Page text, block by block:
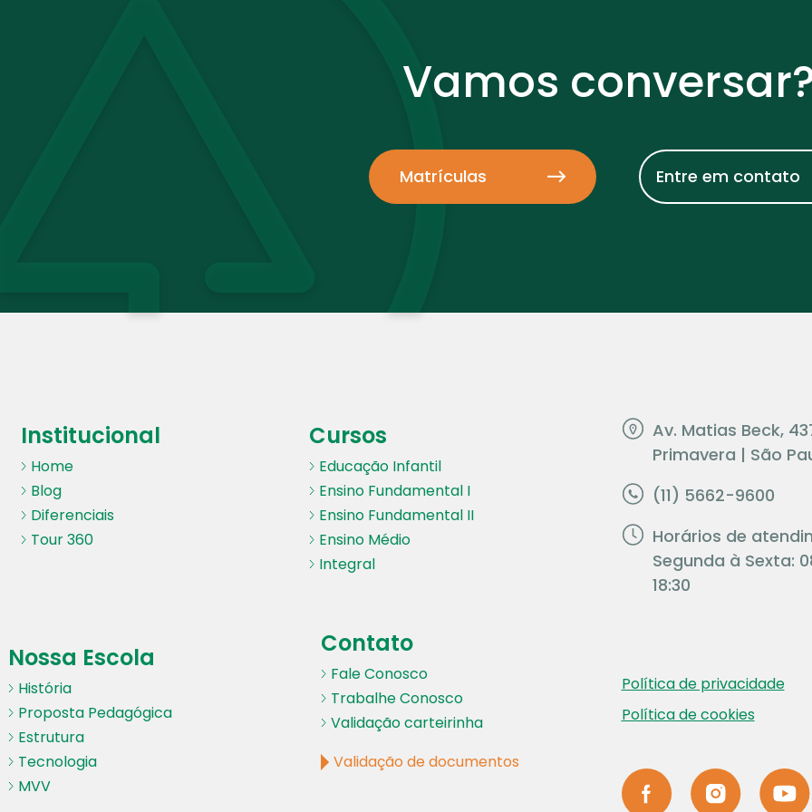
Vamos
Matrículas Entre em contato
Institucional
Home
Blog
Diferenciais
Tour 360
Cursos
Educação Infantil
Ensino Fundamental I
Ensino Fundamental II
Ensino Médio
Integral
Nossa Escola
História
Proposta Pedagógica
Estrutura
Tecnologia
MVV
Contato
Fale Conosco
Trabalhe Conosco
Validação carteirinha
Validação de documentos
Av. Matias Beck,
Primavera | São
(11) 5662-9600
Horários de
Segunda à Sexta:
18:30
Política de privacidade
Política de cookies